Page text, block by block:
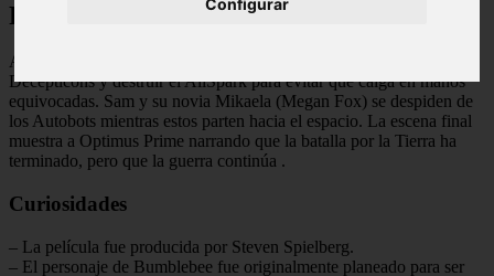
Configurar
Final Explicado
Al final de la película, los Autobots logran derrotar a los
Decepticons y destruir el AllSpark para evitar que caiga en manos
equivocadas. Sam y su novia Mikaela (Megan Fox) se despiden de
los Autobots mientras estos parten hacia el espacio. La escena final
muestra a Optimus Prime narrando que la batalla por la Tierra ha
terminado, pero que la guerra continúa .
Curiosidades
– La película fue producida por Steven Spielberg.
– El personaje de Bumblebee fue originalmente planeado para ser